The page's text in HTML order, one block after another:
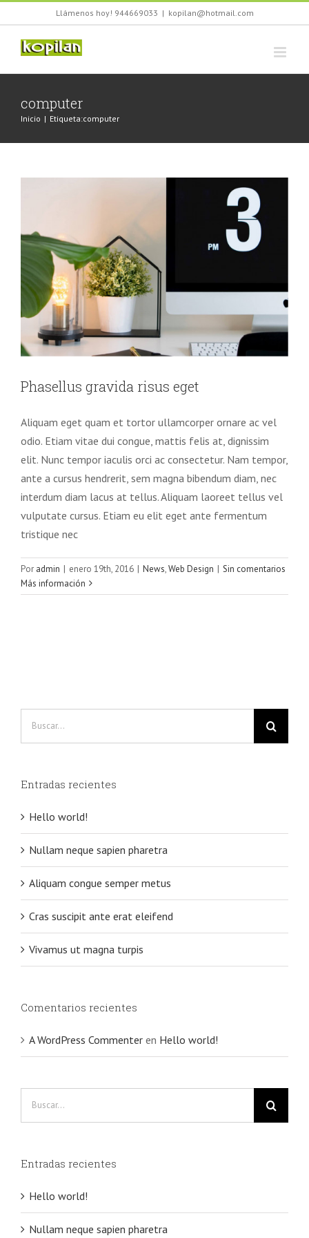
al
contenido
Llámenos hoy! 944669033 | kopilan@hotmail.com
computer
Inicio | Etiqueta:computerNews
Phasellus gravida risus eget
Aliquam eget quam et tortor ullamcorper ornare ac vel
odio. Etiam vitae dui congue, mattis felis at, dignissim
elit. Nunc tempor iaculis orci ac consectetur. Nam tempor,
ante a cursus hendrerit, sem magna bibendum diam, nec
interdum diam lacus at tellus. Aliquam laoreet tellus vel
vulputate cursus. Etiam eu elit eget ante fermentum
tristique nec
Por admin | enero 19th, 2016 | News,Web Design | Sin comentarios
Más información
Entradas recientes
Hello world!
Nullam neque sapien pharetra
Aliquam congue semper metus
Cras suscipit ante erat eleifend
Vivamus ut magna turpis
Comentarios recientes
A WordPress Commenter en Hello world!
Entradas recientes
Hello world!
Nullam neque sapien pharetra